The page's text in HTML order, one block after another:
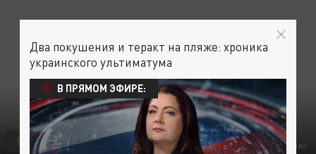
ФОТО: MID.RU
ПОЛИТИКА ДОНБАСС УКРАИНА
Два покушения и теракт на пляже: хроника
украинского ультиматума
В ПРЯМОМ ЭФИРЕ: